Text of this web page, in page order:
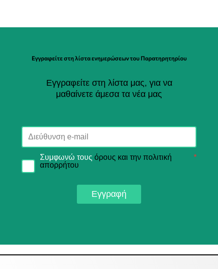
Εγγραφείτε στη λίστα ενημερώσεων του Παρατηρητηρίου
Εγγραφείτε στη λίστα μας, για να
μαθαίνετε άμεσα τα νέα μας
Συμφωνώ τους όρους και την πολιτική
απορρήτου
*
Εγγραφή